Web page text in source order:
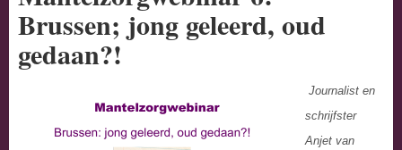
Brussen; jong geleerd, oud
gedaan?!
Journalist en
schrijfster
Anjet van